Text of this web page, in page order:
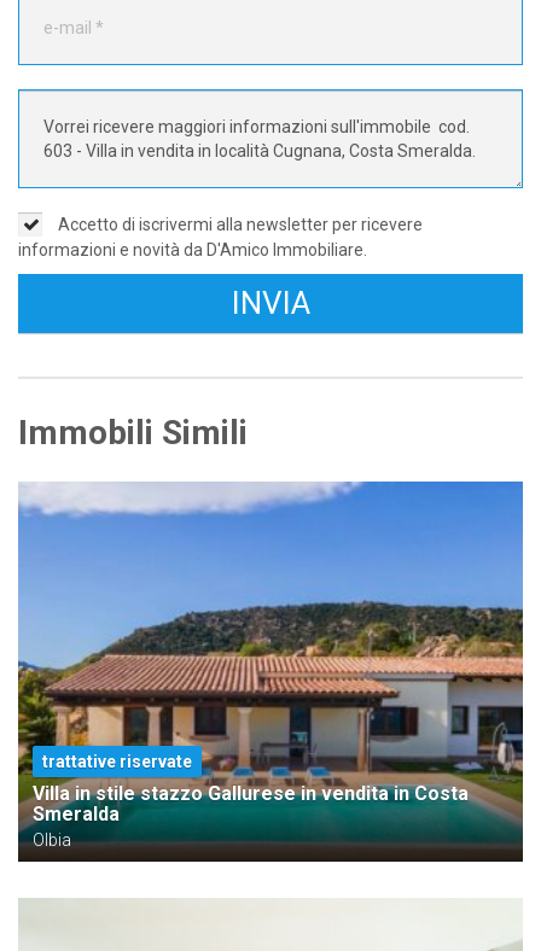
Accetto di iscrivermi alla newsletter per ricevere
informazioni e novità da D'Amico Immobiliare.
Immobili Simili
trattative riservate
Villa in stile stazzo Gallurese in vendita in Costa
Smeralda
Olbia